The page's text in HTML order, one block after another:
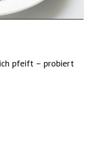
pfeift – probiert